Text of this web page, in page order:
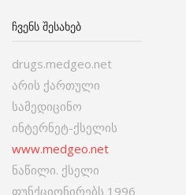
ᲩᲕᲔᲜᲡ ᲨᲔᲡᲐᲮᲔᲑ
drugs.medgeo.net
არის ქართული
სამედიცინო
ინტერნეტ-ქსელის
www.medgeo.net
ნაწილი. ქსელი
ფუნქციონირებს 1996